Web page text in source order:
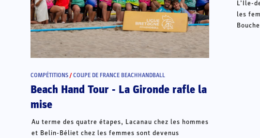
COMPÉTITIONS /COUPE DE FRANCE BEACHHANDBALL
Beach Hand Tour - La Gironde rafle la
mise
Au terme des quatre étapes, Lacanau chez les hommes
et Belin-Béliet chez les femmes sont devenus
L’Ile-
les